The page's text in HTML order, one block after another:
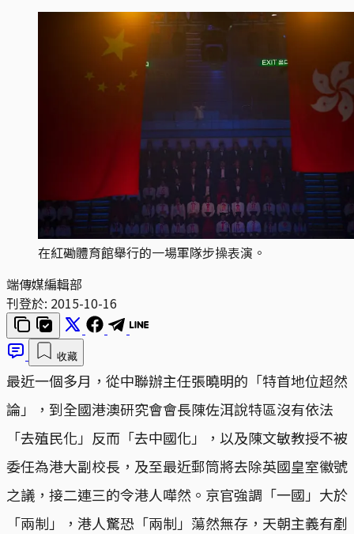
在紅磡體育館舉行的一場軍隊步操表演。
端傳媒編輯部
刊登於: 2015-10-16
收藏
最近一個多月，從中聯辦主任張曉明的「特首地位超然
論」，到全國港澳研究會會長陳佐洱說特區沒有依法
「去殖民化」反而「去中國化」，以及陳文敏教授不被
委任為港大副校長，及至最近郵筒將去除英國皇室徽號
之議，接二連三的令港人嘩然。京官強調「一國」大於
「兩制」，港人驚恐「兩制」蕩然無存，天朝主義有剷